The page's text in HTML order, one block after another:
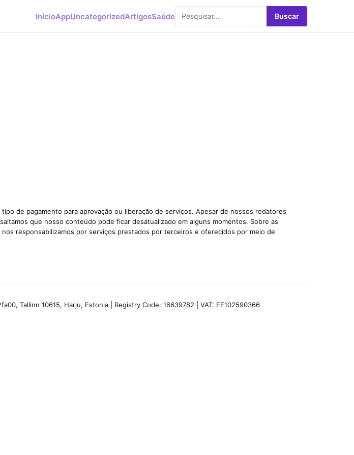
InícioAppUncategorizedArtigosSaúde Buscar
de pagamento para aprovação ou liberação de serviços. Apesar de nossos redatores
que nosso conteúdo pode ficar desatualizado em alguns momentos. Sobre as
responsabilizamos por serviços prestados por terceiros e oferecidos por meio de
Tallinn 10615, Harju, Estonia | Registry Code: 16639782 | VAT: EE102590366